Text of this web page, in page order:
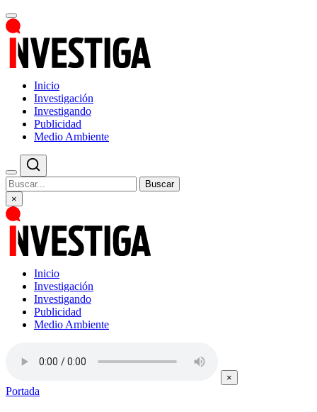
Inicio
Investigación
Investigando
Publicidad
Medio Ambiente
Buscar
×
Inicio
Investigación
Investigando
Publicidad
Medio Ambiente
×
Portada